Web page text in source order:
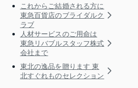
これからご結婚される方に
東急百貨店のブライダルク
ラブ
人材サービスのご用命は
東急リバブルスタッフ株式
会社まで
東北の逸品を贈ります 東
北すぐれものセレクション